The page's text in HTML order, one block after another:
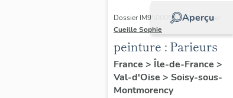
Aperçu
Dossier IM95000530 | Réalisé par
Cueille Sophie
peinture : Parieurs
France > Île-de-France >
Val-d'Oise > Soisy-sous-
Montmorency